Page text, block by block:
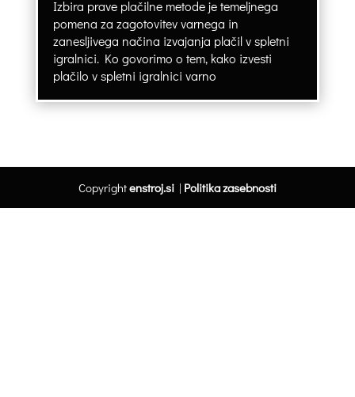
Izbira prave plačilne metode je temeljnega
pomena za zagotovitev varnega in
zanesljivega načina izvajanja plačil v spletni
igralnici. Ko govorimo o tem, kako izvesti
plačilo v spletni igralnici varno
Copyrightenstroj.si| Politika zasebnosti